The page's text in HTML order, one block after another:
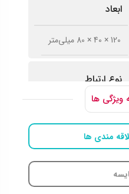
ابعاد
120 × 40 × 80 میلی‌متر
نوع ارتباط
دانگل USB
محدوده دقت
800 تا 1600
ویژگی ها
مندی ها